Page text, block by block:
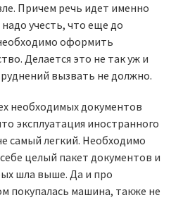
Причем речь идет именно
учесть, что еще до
оформить
Делается это не так уж и
вызвать не должно.
необходимых документов
эксплуатация иностранного
самый легкий. Необходимо
целый пакет документов и
шла выше. Да и про
покупалась машина, также не